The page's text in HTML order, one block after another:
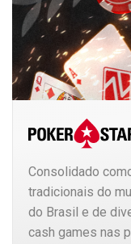
Consolidado
tradicionais do
do Brasil e de
cash games nas